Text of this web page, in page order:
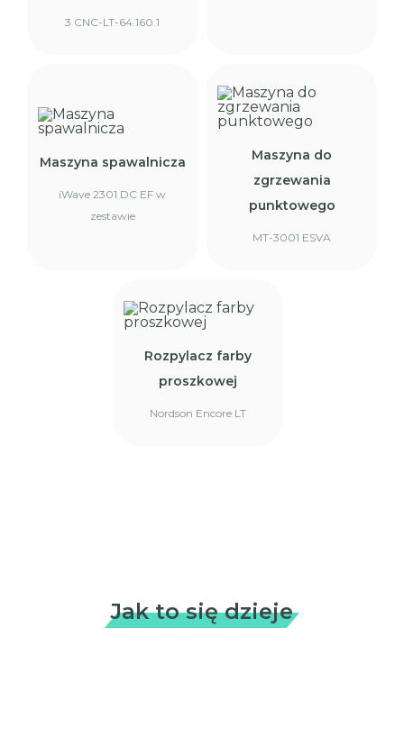
3 CNC-LT-64.160.1
Maszyna spawalnicza
iWave 2301 DC EF w
zestawie
Maszyna do
zgrzewania
punktowego
MT-3001 ESVA
Rozpylacz farby
proszkowej
Nordson Encore LT
Jak to się dzieje